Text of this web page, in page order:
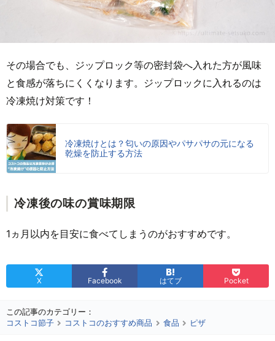
その場合でも、ジップロック等の密封袋へ入れた方が風味
と食感が落ちにくくなります。ジップロックに入れるのは
冷凍焼け対策です！
冷凍焼けとは？匂いの原因やパサパサの元になる
乾燥を防止する方法
冷凍後の味の賞味期限
1ヵ月以内を目安に食べてしまうのがおすすめです。
X Facebook はてブ Pocket
この記事のカテゴリー：
コストコ節子
コストコのおすすめ商品 食品 ピザ